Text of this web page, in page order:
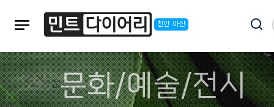
notes 천안·아산
문화/예술/전시